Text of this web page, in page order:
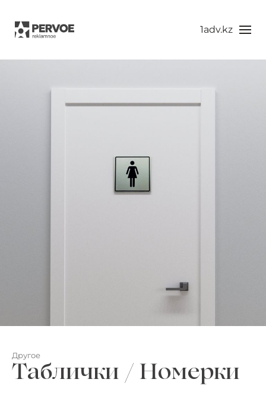
1adv.kz
Другое
Таблички / Номерки